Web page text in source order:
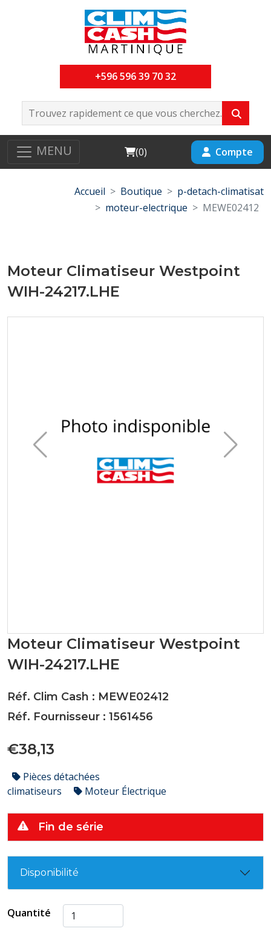
+596 596 39 70 32
MENU Cart
(0) Compte
Accueil Boutique
p-detach-climatisat
moteur-electrique
MEWE02412
Moteur Climatiseur Westpoint
WIH-24217.LHE
Moteur Climatiseur Westpoint
WIH-24217.LHE
Réf. Clim Cash : MEWE02412
Réf. Fournisseur : 1561456
€38,13
Pièces détachées
climatiseurs
Moteur Électrique
Fin de série
Disponibilité
Quantité